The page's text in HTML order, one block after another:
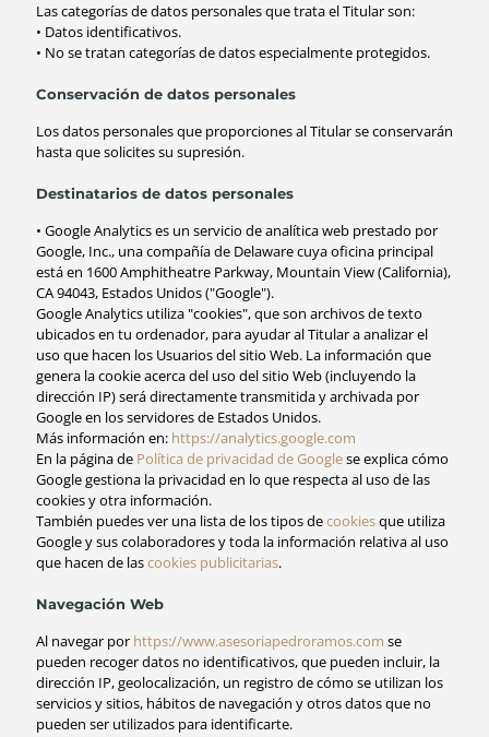
Las categorías de datos personales que trata el Titular son:
• Datos identificativos.
• No se tratan categorías de datos especialmente protegidos.
Conservación de datos personales
Los datos personales que proporciones al Titular se conservarán
hasta que solicites su supresión.
Destinatarios de datos personales
• Google Analytics es un servicio de analítica web prestado por
Google, Inc., una compañía de Delaware cuya oficina principal
está en 1600 Amphitheatre Parkway, Mountain View (California),
CA 94043, Estados Unidos ("Google").
Google Analytics utiliza "cookies", que son archivos de texto
ubicados en tu ordenador, para ayudar al Titular a analizar el
uso que hacen los Usuarios del sitio Web. La información que
genera la cookie acerca del uso del sitio Web (incluyendo la
dirección IP) será directamente transmitida y archivada por
Google en los servidores de Estados Unidos.
Más información en: https://analytics.google.com
En la página de Política de privacidad de Googlese explica cómo
Google gestiona la privacidad en lo que respecta al uso de las
cookies y otra información.
También puedes ver una lista de los tipos decookiesque utiliza
Google y sus colaboradores y toda la información relativa al uso
que hacen de lascookies publicitarias.
Navegación Web
Al navegar por https://www.asesoriapedroramos.com se
pueden recoger datos no identificativos, que pueden incluir, la
dirección IP, geolocalización, un registro de cómo se utilizan los
servicios y sitios, hábitos de navegación y otros datos que no
pueden ser utilizados para identificarte.